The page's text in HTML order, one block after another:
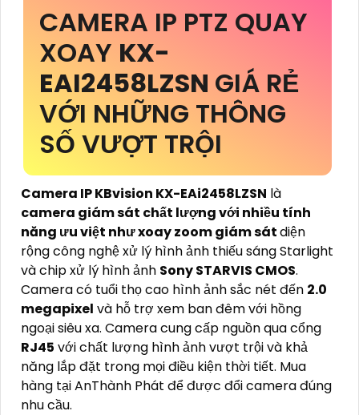
CAMERA IP PTZ QUAY
XOAY KX-
EAI2458LZSN GIÁ RẺ
VỚI NHỮNG THÔNG
SỐ VƯỢT TRỘI
Camera IP KBvision KX-EAi2458LZSN là
camera giám sát chất lượng với nhiều tính
năng ưu việt như xoay zoom giám sátdiện
rộng công nghệ xử lý hình ảnh thiếu sáng Starlight
và chip xử lý hình ảnh Sony STARVIS CMOS.
Camera có tuổi thọ cao hình ảnh sắc nét đến 2.0
megapixel và hỗ trợ xem ban đêm với hồng
ngoại siêu xa. Camera cung cấp nguồn qua cổng
RJ45 với chất lượng hình ảnh vượt trội và khả
năng lắp đặt trong mọi điều kiện thời tiết. Mua
hàng tại AnThành Phát để được đổi camera đúng
nhu cầu.